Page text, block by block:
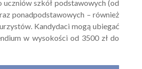
uczniów szkół podstawowych (od
ponadpodstawowych – również
Kandydaci mogą ubiegać
w wysokości od 3500 zł do